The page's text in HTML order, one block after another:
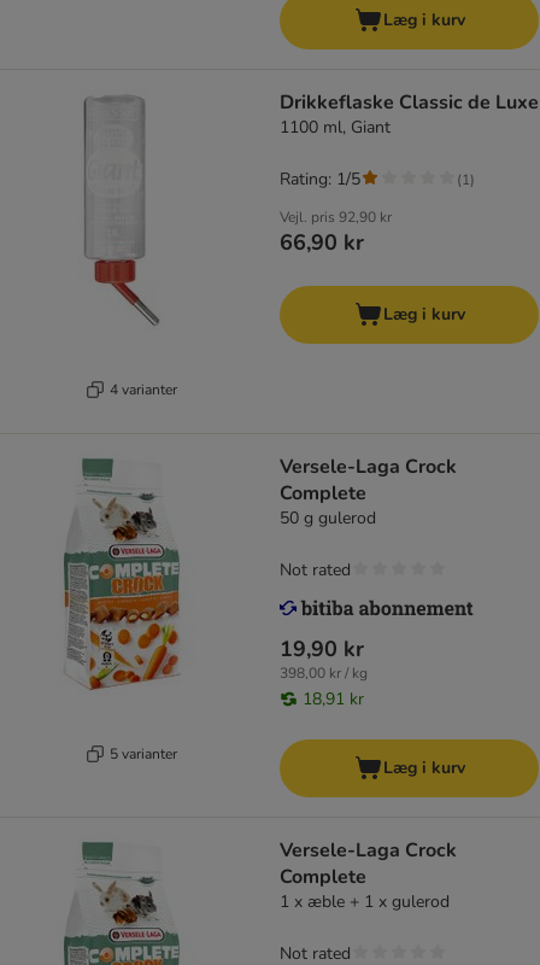
Læg i kurv
4 varianter
Drikkeflaske Classic de Luxe
1100 ml, Giant
Vejl. pris 92,90 kr
66,90 kr
Rating: 1/5 (1)
Læg i kurv
5 varianter
Versele-Laga Crock
Complete
50 g gulerod
19,90 kr
398,00 kr / kg
18,91 kr
Not rated
Læg i kurv
Versele-Laga Crock
Complete
1 x æble + 1 x gulerod
Not rated